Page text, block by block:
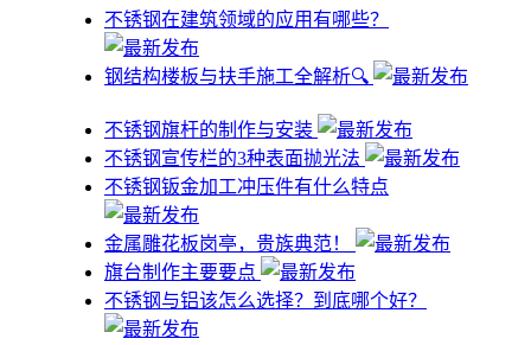
不锈钢在建筑领域的应用有哪些？
钢结构楼板与扶手施工全解析🔍
不锈钢旗杆的制作与安装
不锈钢宣传栏的3种表面抛光法
不锈钢钣金加工冲压件有什么特点
金属雕花板岗亭，贵族典范！
旗台制作主要要点
不锈钢与铝该怎么选择？到底哪个好？